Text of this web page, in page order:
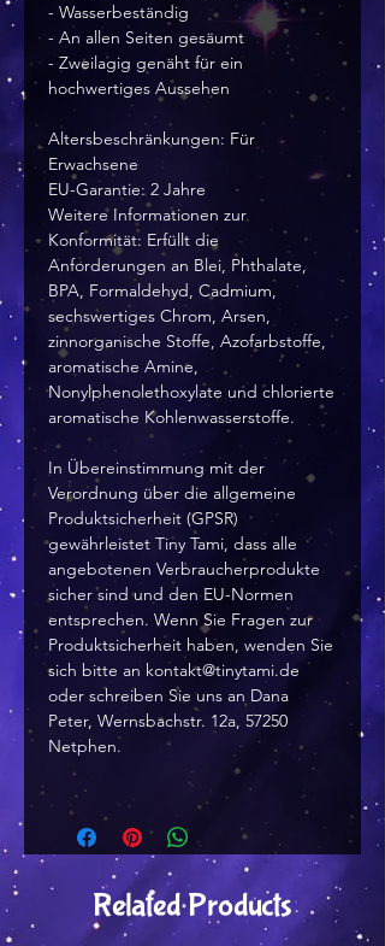
- Wasserbeständig
- An allen Seiten gesäumt
- Zweilagig genäht für ein
hochwertiges Aussehen
Altersbeschränkungen: Für
Erwachsene
EU-Garantie: 2 Jahre
Weitere Informationen zur
Konformität: Erfüllt die
Anforderungen an Blei, Phthalate,
BPA, Formaldehyd, Cadmium,
sechswertiges Chrom, Arsen,
zinnorganische Stoffe, Azofarbstoffe,
aromatische Amine,
Nonylphenolethoxylate und chlorierte
aromatische Kohlenwasserstoffe.
In Übereinstimmung mit der
Verordnung über die allgemeine
Produktsicherheit (GPSR)
gewährleistet Tiny Tami, dass alle
angebotenen Verbraucherprodukte
sicher sind und den EU-Normen
entsprechen. Wenn Sie Fragen zur
Produktsicherheit haben, wenden Sie
sich bitte an kontakt@tinytami.de
oder schreiben Sie uns an Dana
Peter, Wernsbachstr. 12a, 57250
Netphen.
Related Products